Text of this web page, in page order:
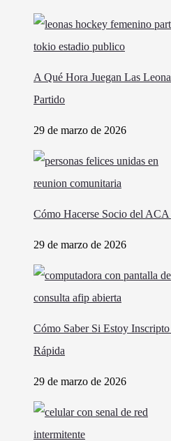
A Qué Hora Juegan Las
Partido
29 de marzo de 2026
Cómo Hacerse Socio del
29 de marzo de 2026
Cómo Saber Si Estoy
Rápida
29 de marzo de 2026